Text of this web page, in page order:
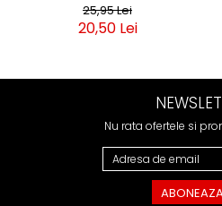
25,95 Lei
20,50 Lei
Nu rata ofertele si